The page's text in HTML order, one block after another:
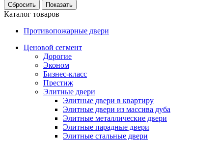
Каталог товаров
Противопожарные двери
Ценовой сегмент
Дорогие
Эконом
Бизнес-класс
Престиж
Элитные двери
Элитные двери в квартиру
Элитные двери из массива дуба
Элитные металлические двери
Элитные парадные двери
Элитные стальные двери